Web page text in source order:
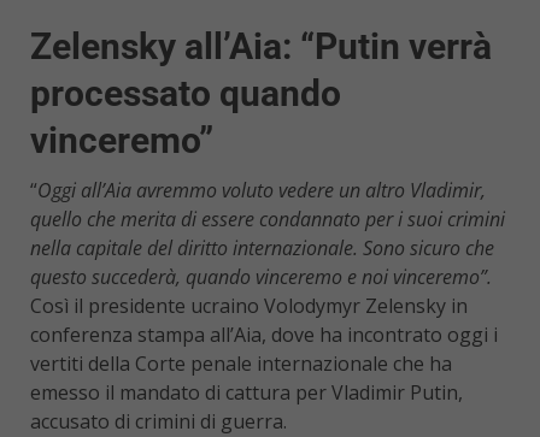
Zelensky all’Aia: “Putin verrà
processato quando
vinceremo”
“Oggi all’Aia avremmo voluto vedere un altro Vladimir,
quello che merita di essere condannato per i suoi crimini
nella capitale del diritto internazionale. Sono sicuro che
questo succederà, quando vinceremo e noi vinceremo”.
Così il presidente ucraino Volodymyr Zelensky in
conferenza stampa all’Aia, dove ha incontrato oggi i
vertiti della Corte penale internazionale che ha
emesso il mandato di cattura per Vladimir Putin,
accusato di crimini di guerra.